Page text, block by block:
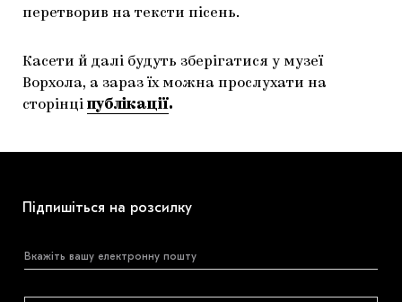
перетворив на тексти пісень.
Касети й далі будуть зберігатися у музеї
Ворхола, а зараз їх можна прослухати на
сторінці публікації.
Підпишіться на розсилку